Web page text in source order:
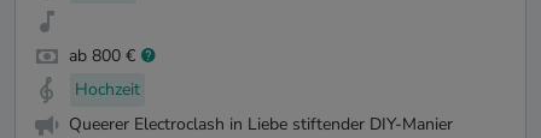
ab 800 €
Hochzeit
Queerer Electroclash in Liebe stiftender DIY-Manier